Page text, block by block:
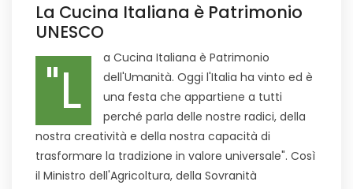
La Cucina Italiana è Patrimonio
UNESCO
"L
a Cucina Italiana è Patrimonio
dell'Umanità. Oggi l'Italia ha vinto ed è
una festa che appartiene a tutti
perché parla delle nostre radici, della
nostra creatività e della nostra capacità di
trasformare la tradizione in valore universale". Così
il Ministro dell'Agricoltura, della Sovranità